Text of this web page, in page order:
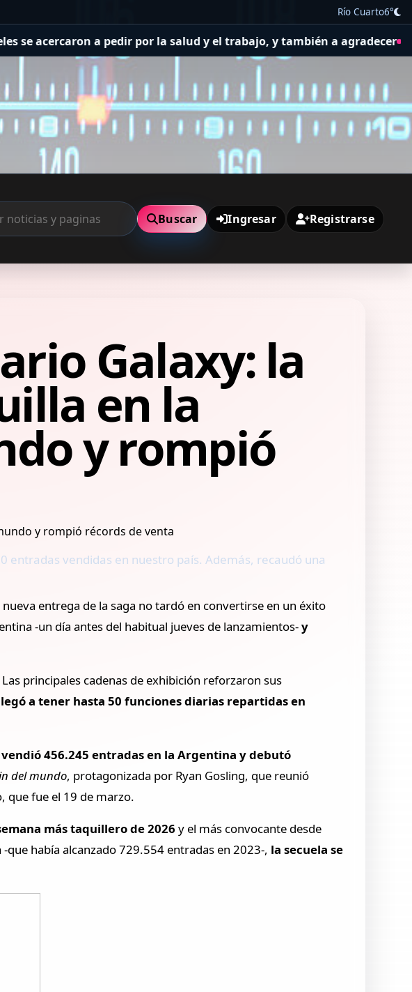
Río Cuarto6°
pedir por la salud y el trabajo, y también a agradecer El Concejo
Buscar Ingresar Registrarse
Galaxy: la
en la
y rompió
entradas vendidas en nuestro país. Además, recaudó una
nueva entrega de la saga no tardó en convertirse en un éxito
-un día antes del habitual jueves de lanzamientos-y
principales cadenas de exhibición reforzaron sus
a tener hasta 50 funciones diarias repartidas en
456.245 entradas en la Argentina y debutó
del mundo, protagonizada por Ryan Gosling, que reunió
que fue el 19 de marzo.
más taquillero de 2026 y el más convocante desde
había alcanzado 729.554 entradas en 2023-, la secuela se